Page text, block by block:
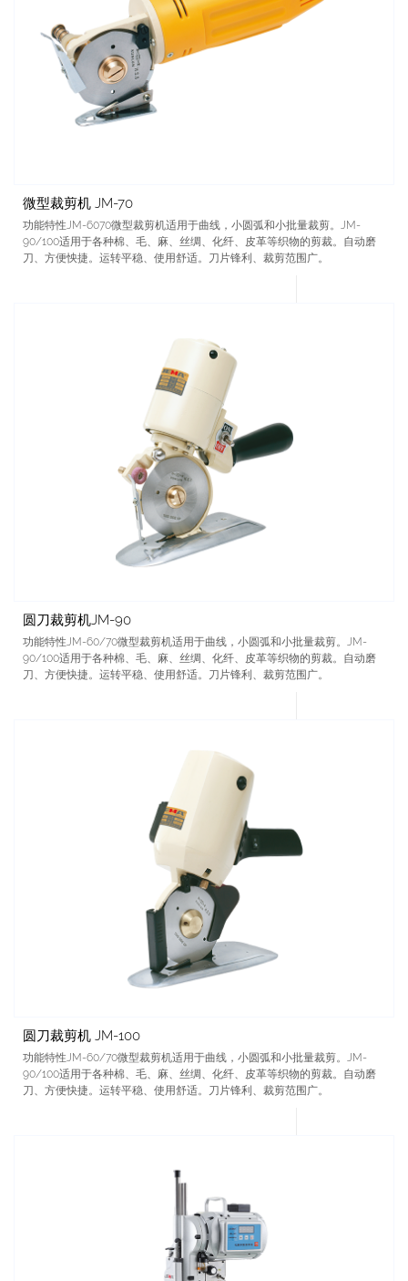
微型裁剪机 JM-70
功能特性JM-6070微型裁剪机适用于曲线，小圆弧和小批量裁剪。JM-
90/100适用于各种棉、毛、麻、丝绸、化纤、皮革等织物的剪裁。自动磨
刀、方便怏捷。运转平稳、使用舒适。刀片锋利、裁剪范围广。
圆刀裁剪机JM-90
功能特性JM-60/70微型裁剪机适用于曲线，小圆弧和小批量裁剪。JM-
90/100适用于各种棉、毛、麻、丝绸、化纤、皮革等织物的剪裁。自动磨
刀、方便快捷。运转平稳、使用舒适。刀片锋利、裁剪范围广。
圆刀裁剪机 JM-100
功能特性JM-60/70微型裁剪机适用于曲线，小圆弧和小批量裁剪。JM-
90/100适用于各种棉、毛、麻、丝绸、化纤、皮革等织物的剪裁。自动磨
刀、方便快捷。运转平稳、使用舒适。刀片锋利、裁剪范围广。